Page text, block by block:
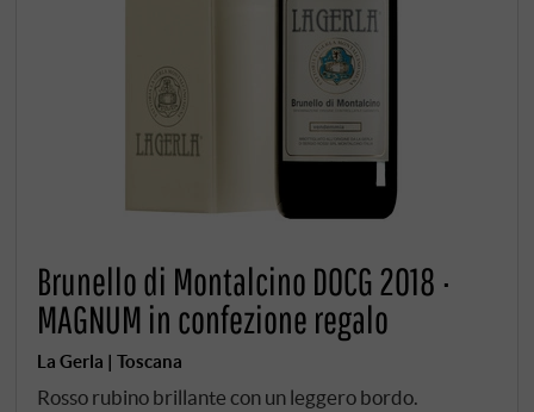
Brunello di Montalcino DOCG 2018 ·
MAGNUM in confezione regalo
La Gerla | Toscana
Rosso rubino brillante con un leggero bordo.